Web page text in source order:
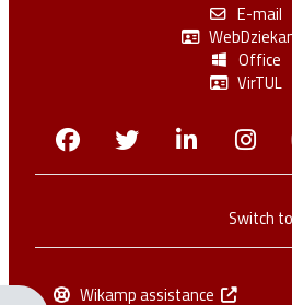
E-mail
Office
VirTUL
FacebookTwitterLinkedin
Switch
Wikamp assistance